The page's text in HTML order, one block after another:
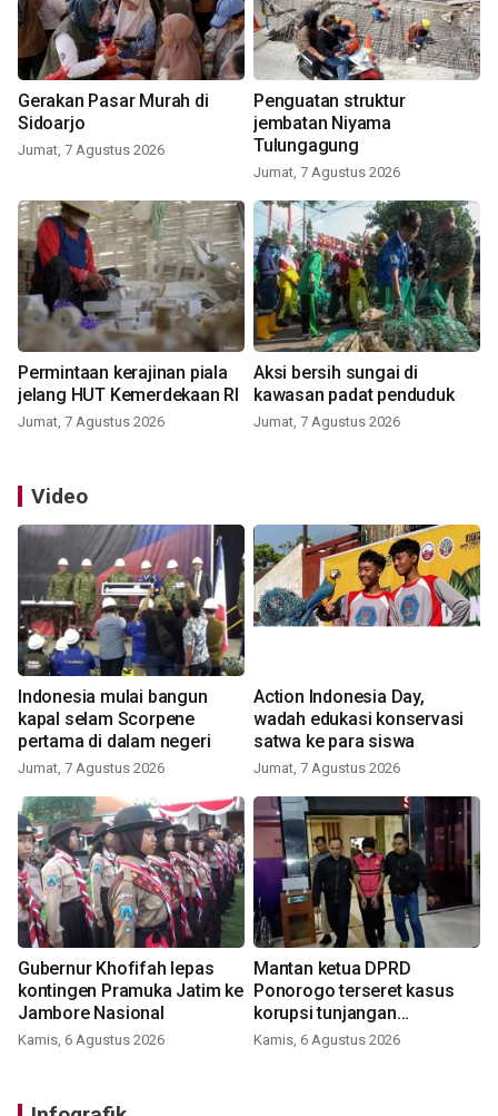
Gerakan Pasar Murah di
Sidoarjo
Jumat, 7 Agustus 2026
Penguatan struktur
jembatan Niyama
Tulungagung
Jumat, 7 Agustus 2026
Permintaan kerajinan piala
jelang HUT Kemerdekaan RI
Jumat, 7 Agustus 2026
Aksi bersih sungai di
kawasan padat penduduk
Jumat, 7 Agustus 2026
Video
Indonesia mulai bangun
kapal selam Scorpene
pertama di dalam negeri
Jumat, 7 Agustus 2026
Action Indonesia Day,
wadah edukasi konservasi
satwa ke para siswa
Jumat, 7 Agustus 2026
Gubernur Khofifah lepas
kontingen Pramuka Jatim ke
Jambore Nasional
Kamis, 6 Agustus 2026
Mantan ketua DPRD
Ponorogo terseret kasus
korupsi tunjangan
perumahan
Kamis, 6 Agustus 2026